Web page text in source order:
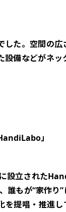
した。空間の
設備などがネ
」
設立された
誰もが“家作り
提唱・推進し